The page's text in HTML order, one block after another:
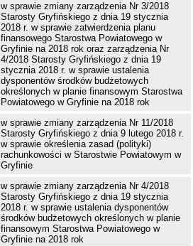
w sprawie zmiany zarządzenia Nr 3/2018
Starosty Gryfińskiego z dnia 19 stycznia
2018 r. w sprawie zatwierdzenia planu
finansowego Starostwa Powiatowego w
Gryfinie na 2018 rok oraz zarządzenia Nr
4/2018 Starosty Gryfińskiego z dnia 19
stycznia 2018 r. w sprawie ustalenia
dysponentów środków budżetowych
określonych w planie finansowym Starostwa
Powiatowego w Gryfinie na 2018 rok
w sprawie zmiany zarządzenia Nr 11/2018
Starosty Gryfińskiego z dnia 9 lutego 2018 r.
w sprawie określenia zasad (polityki)
rachunkowości w Starostwie Powiatowym w
Gryfinie
w sprawie zmiany zarządzenia Nr 4/2018
Starosty Gryfińskiego z dnia 19 stycznia
2018 r. w sprawie ustalenia dysponentów
środków budżetowych określonych w planie
finansowym Starostwa Powiatowego w
Gryfinie na 2018 rok